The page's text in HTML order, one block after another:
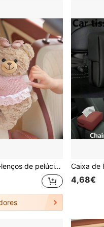
Também pode ser usado como decoração de carro, no quarto, como porta-lenços de mesa e como presente de Halloween/Natal para amigos.
4,68€